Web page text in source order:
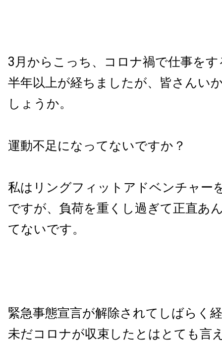
3月からこっち、コロナ禍で仕事を
半年以上が経ちましたが、皆さんい
しょうか。
運動不足になってないですか？
私はリングフィットアドベンチャー
ですが、負荷を重くし過ぎて正直あ
てないです。
緊急事態宣言が解除されてしばらく
未だコロナが収束したとはとても言